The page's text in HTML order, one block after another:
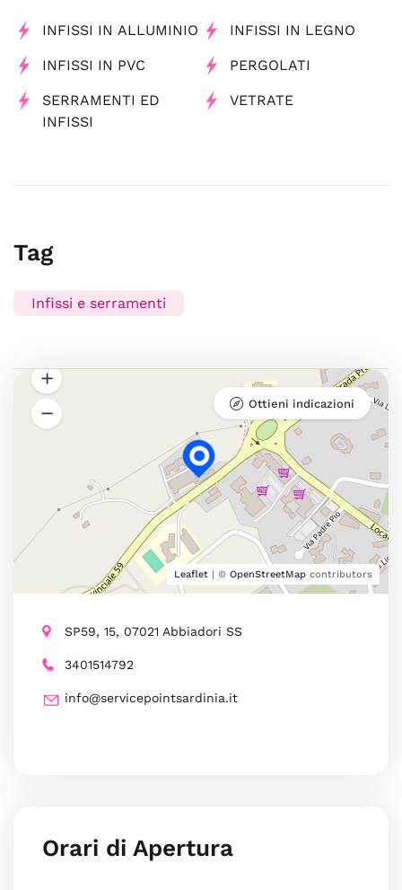
INFISSI IN ALLUMINIO INFISSI IN LEGNO
INFISSI IN PVC PERGOLATI
SERRAMENTI ED
INFISSI
VETRATE
Tag
Infissi e serramenti
Leaflet | © OpenStreetMap contributors
Ottieni indicazioni
SP59, 15, 07021 Abbiadori SS
3401514792
info@servicepointsardinia.it
Orari di Apertura